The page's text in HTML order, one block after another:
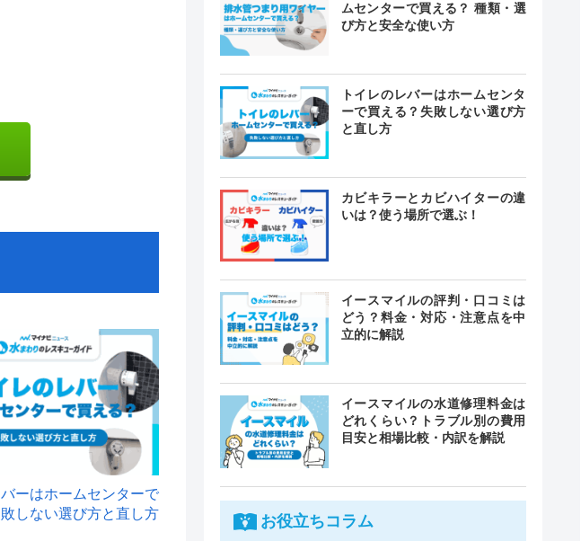
バーはホームセンターで
しない選び方と直し方
ムセンターで買える？ 種類・選
び方と安全な使い方
トイレのレバーはホームセンタ
ーで買える？失敗しない選び方
と直し方
カビキラーとカビハイターの違
いは？使う場所で選ぶ！
イースマイルの評判・口コミは
どう？料金・対応・注意点を中
立的に解説
イースマイルの水道修理料金は
どれくらい？トラブル別の費用
目安と相場比較・内訳を解説
お役立ちコラム